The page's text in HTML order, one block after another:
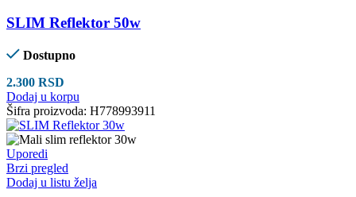
SLIM Reflektor 50w
Dostupno
2.300 RSD
Dodaj u korpu
Šifra proizvoda: H778993911
Uporedi
Brzi pregled
Dodaj u listu želja